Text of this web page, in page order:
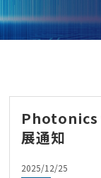
Photonics
展通知
2025/12/25